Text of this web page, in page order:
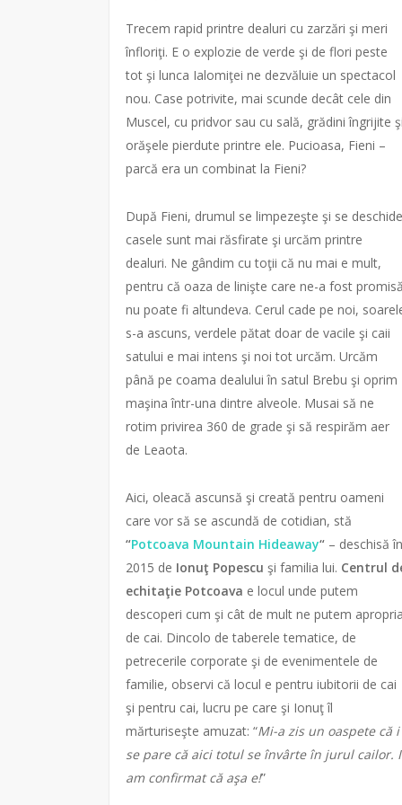
Trecem rapid printre dealuri cu zarzări şi meri
înfloriţi. E o explozie de verde şi de flori peste
tot şi lunca Ialomiţei ne dezvăluie un spectacol
nou. Case potrivite, mai scunde decât cele din
Muscel, cu pridvor sau cu sală, grădini îngrijite şi
orăşele pierdute printre ele. Pucioasa, Fieni –
parcă era un combinat la Fieni?
După Fieni, drumul se limpezeşte şi se
casele sunt mai răsfirate şi urcăm printre
dealuri. Ne gândim cu toţii că nu mai e mult,
pentru că oaza de linişte care ne-a fost promisă
nu poate fi altundeva. Cerul cade pe noi,
s-a ascuns, verdele pătat doar de vacile şi caii
satului e mai intens şi noi tot urcăm. Urcăm
până pe coama dealului în satul Brebu şi oprim
maşina într-una dintre alveole. Musai să ne
rotim privirea 360 de grade şi să respirăm aer
de Leaota.
Aici, oleacă ascunsă şi creată pentru oameni
care vor să se ascundă de cotidian, stă
“Potcoava Mountain Hideaway“ – deschisă în
2015 de Ionuţ Popescu şi familia lui. Centrul
echitaţie Potcoava e locul unde putem
descoperi cum şi cât de mult ne putem apropria
de cai. Dincolo de taberele tematice, de
petrecerile corporate şi de evenimentele de
familie, observi că locul e pentru iubitorii de cai
şi pentru cai, lucru pe care şi Ionuţ îl
mărturiseşte amuzat: “Mi-a zis un oaspete că i
se pare că aici totul se învârte în jurul cailor.
am confirmat că aşa e!”